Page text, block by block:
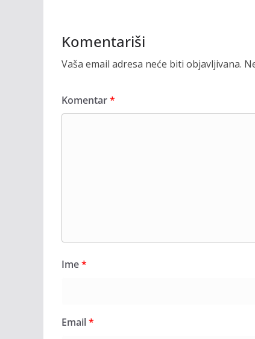
Komentariši
Vaša email adresa neće biti objavljivana.
Komentar*
Ime*
Email*